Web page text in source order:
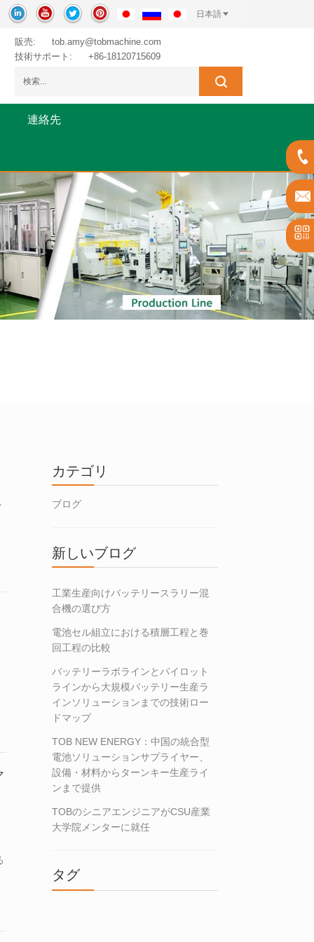
日本語
販売:
tob.amy@tobmachine.com
技術サポート:
+86-18120715609
連絡先
カテゴリ
ブログ
新しいブログ
工業生産向けバッテリースラリー混
合機の選び方
電池セル組立における積層工程と巻
回工程の比較
バッテリーラボラインとパイロット
ラインから大規模バッテリー生産ラ
インソリューションまでの技術ロー
ドマップ
TOB NEW ENERGY：中国の統合型
電池ソリューションサプライヤー、
設備・材料からターンキー生産ライ
ンまで提供
TOBのシニアエンジニアがCSU産業
大学院メンターに就任
タグ